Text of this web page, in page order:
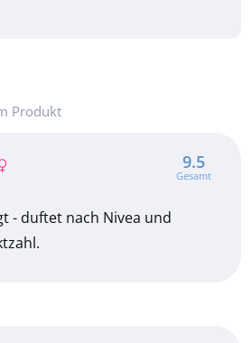
Produkt
9.5
Gesamt
- duftet nach Nivea und